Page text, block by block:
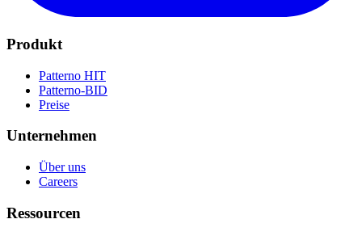
Produkt
Patterno HIT
Patterno-BID
Preise
Unternehmen
Über uns
Careers
Ressourcen